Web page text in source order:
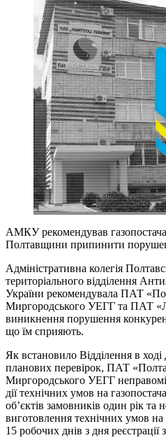
АМКУ рекомендував
Полтавщини припинити
Адміністративна колегія
територіального відділення
України рекомендувала ПАТ
Миргородського УЕГГ та ПАТ
виникнення порушення
що їм сприяють.
Як встановило Відділення в
планових перевірок, ПАТ
Миргородського УЕГГ
дії технічних умов на
об’єктів замовників один рік та
виготовлення технічних умов на
15 робочих днів з дня реєстрації